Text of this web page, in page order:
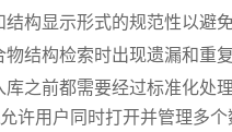
结构显示形式的规范性以避
物结构检索时出现遗漏和重
库之前都需要经过标准化处理
允许用户同时打开并管理多